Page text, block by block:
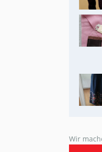
Wir